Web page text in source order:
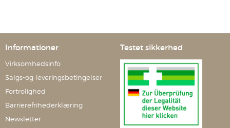
Informationer
Virksomhedsinfo
Salgs-og leveringsbetingelser
Fortrolighed
Barrierefrihederklæring
Newsletter
Testet sikkerhed